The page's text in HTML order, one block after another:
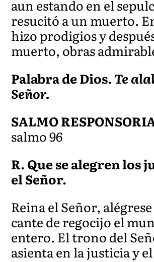
aun estando en el
resucitó a un muerto.
hizo prodigios y
muerto, obras
Palabra de Dios.Te
Señor.
SALMO
salmo 96
R. Que se alegren los
el Señor.
Reina el Señor,
cante de regocijo el
entero. El trono del
asienta en la justicia y